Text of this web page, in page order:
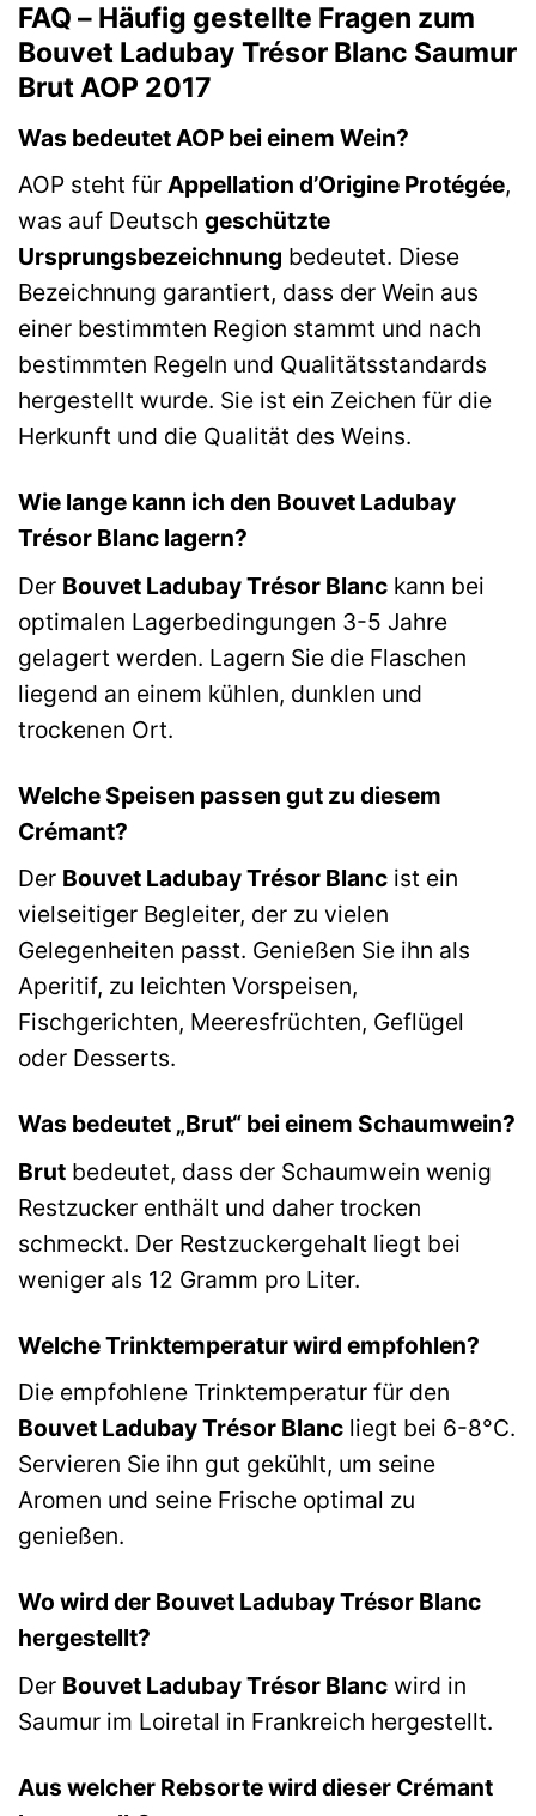
FAQ – Häufig gestellte Fragen zum
Bouvet Ladubay Trésor Blanc Saumur
Brut AOP 2017
Was bedeutet AOP bei einem Wein?
AOP steht für Appellation d’Origine Protégée,
was auf Deutsch geschützte
Ursprungsbezeichnung bedeutet. Diese
Bezeichnung garantiert, dass der Wein aus
einer bestimmten Region stammt und nach
bestimmten Regeln und Qualitätsstandards
hergestellt wurde. Sie ist ein Zeichen für die
Herkunft und die Qualität des Weins.
Wie lange kann ich den Bouvet Ladubay
Trésor Blanc lagern?
Der Bouvet Ladubay Trésor Blanc kann bei
optimalen Lagerbedingungen 3-5 Jahre
gelagert werden. Lagern Sie die Flaschen
liegend an einem kühlen, dunklen und
trockenen Ort.
Welche Speisen passen gut zu diesem
Crémant?
Der Bouvet Ladubay Trésor Blanc ist ein
vielseitiger Begleiter, der zu vielen
Gelegenheiten passt. Genießen Sie ihn als
Aperitif, zu leichten Vorspeisen,
Fischgerichten, Meeresfrüchten, Geflügel
oder Desserts.
Was bedeutet „Brut“ bei einem Schaumwein?
Brut bedeutet, dass der Schaumwein wenig
Restzucker enthält und daher trocken
schmeckt. Der Restzuckergehalt liegt bei
weniger als 12 Gramm pro Liter.
Welche Trinktemperatur wird empfohlen?
Die empfohlene Trinktemperatur für den
Bouvet Ladubay Trésor Blanc liegt bei 6-8°C.
Servieren Sie ihn gut gekühlt, um seine
Aromen und seine Frische optimal zu
genießen.
Wo wird der Bouvet Ladubay Trésor Blanc
hergestellt?
Der Bouvet Ladubay Trésor Blanc wird in
Saumur im Loiretal in Frankreich hergestellt.
Aus welcher Rebsorte wird dieser Crémant